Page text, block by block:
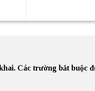
Các trường bắt buộc